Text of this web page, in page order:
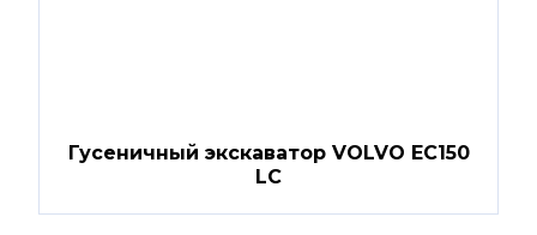
Гусеничный экскаватор VOLVO EC150
LC